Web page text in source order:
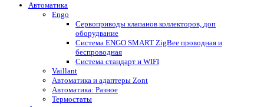
Автоматика
Engo
Сервоприводы клапанов коллекторов, доп
оборудвание
Система ENGO SMART ZigBee проводная и
беспроводная
Система стандарт и WIFI
Vaillant
Автоматика и адаптеры Zont
Автоматика: Разное
Термостаты